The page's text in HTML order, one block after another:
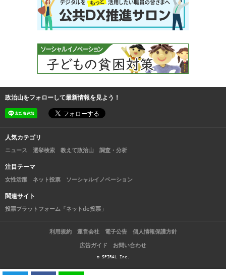
政治山をフォローして最新情報を見よう！
人気カテゴリ
ニュース 選挙検索 教えて政治山 調査・分析
注目テーマ
女性活躍 ネット投票 ソーシャルイノベーション
関連サイト
投票プラットフォーム「ネットde投票」
利用規約 運営会社 電子公告 個人情報保護方針
広告ガイド お問い合わせ
© SPIRAL Inc.